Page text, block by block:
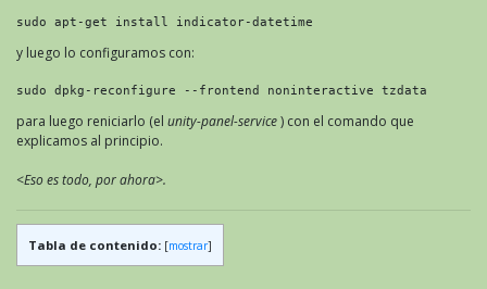
sudo apt-get install indicator-datetime
y luego lo configuramos con:
sudo dpkg-reconfigure --frontend noninteractive tzdata
para luego reniciarlo (el unity-panel-service) con el comando que
explicamos al principio.
<Eso es todo, por ahora>.
Tabla de contenido: [mostrar]